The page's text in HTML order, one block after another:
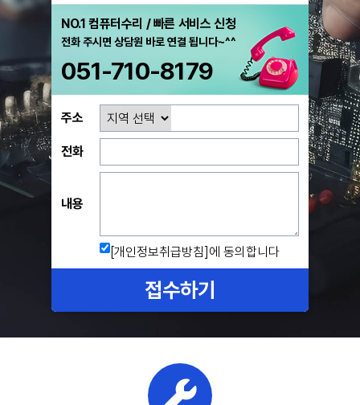
NO.1 컴퓨터수리 / 빠른 서비스 신청
전화 주시면 상담원 바로 연결 됩니다~^^
051-710-8179
주소
전화
내용
[개인정보취급방침] 에 동의합니다
접수하기